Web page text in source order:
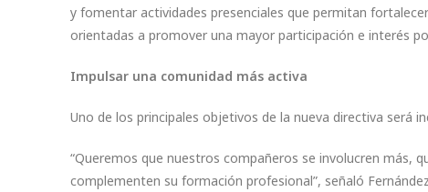
y fomentar actividades presenciales que permitan
orientadas a promover una mayor participación e interés
Impulsar una comunidad más activa
Uno de los principales objetivos de la nueva directiva será
“Queremos que nuestros compañeros se involucren más,
complementen su formación profesional”, señaló